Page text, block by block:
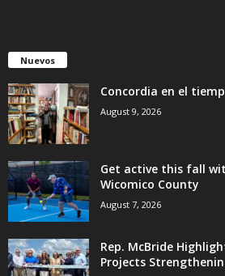
Nuevos
Concordia en el
August 9, 2026
Get active this fall
Wicomico County
August 7, 2026
Rep. McBride
Projects